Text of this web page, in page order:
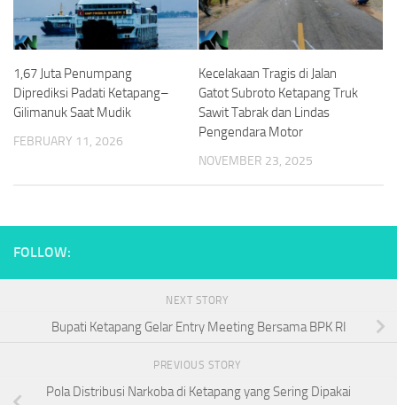
1,67 Juta Penumpang
Diprediksi Padati Ketapang–
Gilimanuk Saat Mudik
FEBRUARY 11, 2026
Kecelakaan Tragis di Jalan
Gatot Subroto Ketapang Truk
Sawit Tabrak dan Lindas
Pengendara Motor
NOVEMBER 23, 2025
FOLLOW:
NEXT STORY
Bupati Ketapang Gelar Entry Meeting Bersama BPK RI
PREVIOUS STORY
Pola Distribusi Narkoba di Ketapang yang Sering Dipakai